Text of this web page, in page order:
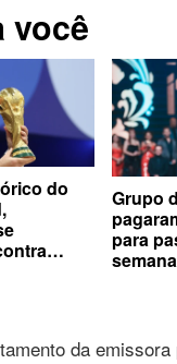
você
do
Grupo
para
da